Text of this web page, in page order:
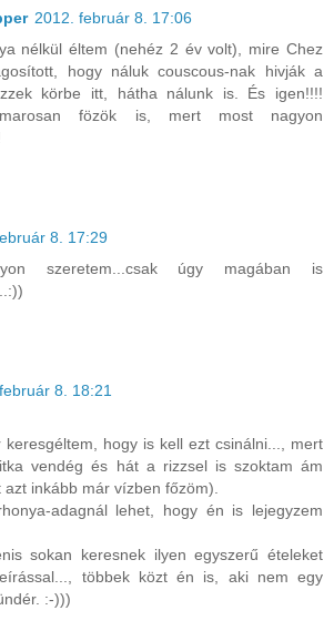
2012. február 8. 17:06
nélkül éltem (nehéz 2 év volt), mire Chez
hogy náluk couscous-nak hivják a
körbe itt, hátha nálunk is. És igen!!!!
fözök is, mert most nagyon
8. 17:29
szeretem...csak úgy magában is
8. 18:21
keresgéltem, hogy is kell ezt csinálni..., mert
vendég és hát a rizzsel is szoktam ám
azt inkább már vízben főzöm).
adagnál lehet, hogy én is lejegyzem
sokan keresnek ilyen egyszerű ételeket
többek közt én is, aki nem egy
:-)))